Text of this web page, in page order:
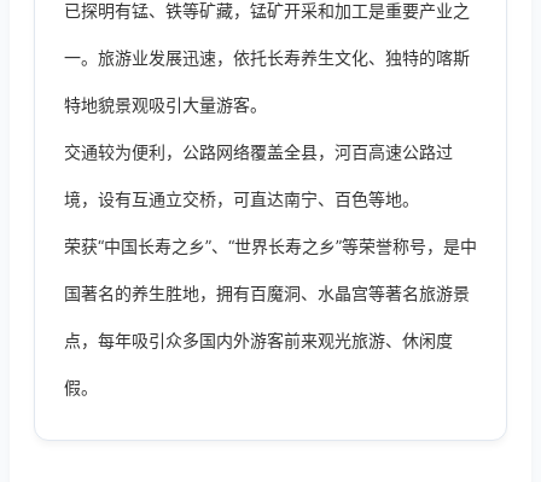
已探明有锰、铁等矿藏，锰矿开采和加工是重要产业之
一。旅游业发展迅速，依托长寿养生文化、独特的喀斯
特地貌景观吸引大量游客。
交通较为便利，公路网络覆盖全县，河百高速公路过
境，设有互通立交桥，可直达南宁、百色等地。
荣获“中国长寿之乡”、“世界长寿之乡”等荣誉称号，是中
国著名的养生胜地，拥有百魔洞、水晶宫等著名旅游景
点，每年吸引众多国内外游客前来观光旅游、休闲度
假。